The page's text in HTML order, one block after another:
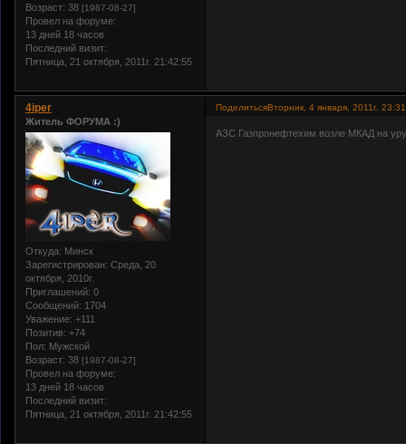
Возраст: 38 [1987-08-27]
Провел на форуме:
13 дней 18 часов
Последний визит:
Пятница, 21 октября, 2011г. 21:42:55
ПоделитьсяВторник, 4 января, 2011г.
4iper
Житель ФОРУМА :)
Откуда: Минск
Зарегистрирован: Среда, 20
октября, 2010г.
Приглашений: 0
Сообщений: 1704
Уважение: +111
Позитив: +74
Пол: Мужской
Возраст: 38 [1987-08-27]
Провел на форуме:
13 дней 18 часов
Последний визит:
Пятница, 21 октября, 2011г. 21:42:55
АЗС Газпронефтехим возле МКАД на